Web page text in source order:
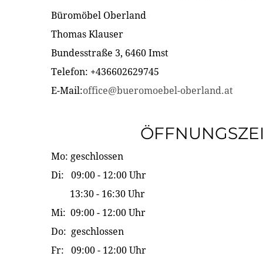
Büromöbel Oberland
Thomas Klauser
Bundesstraße 3, 6460 Imst
Telefon: +436602629745
E-Mail:office@bueromoebel-oberland.at
Mo: geschlossen
Di: 09:00 - 12:00 Uhr
13:30 - 16:30 Uhr
Mi: 09:00 - 12:00 Uhr
Do: geschlossen
Fr: 09:00 - 12:00 Uhr